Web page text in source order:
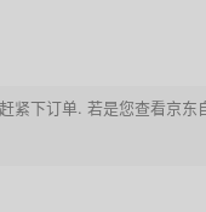
紧下订单. 若是您查看京东